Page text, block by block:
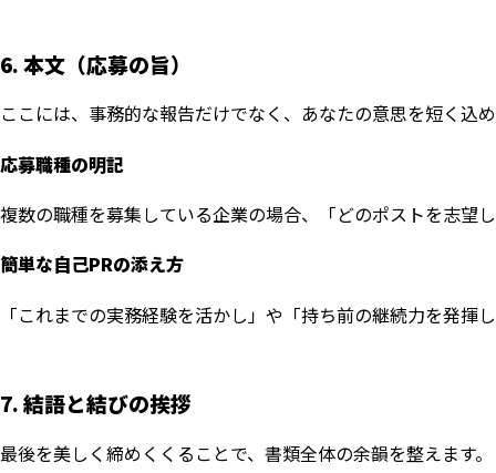
6. 本文（応募の旨）
ここには、事務的な報告だけでなく、あなたの意思を短く込
応募職種の明記
複数の職種を募集している企業の場合、「どのポストを志望
簡単な自己PRの添え方
「これまでの実務経験を活かし」や「持ち前の継続力を発
7. 結語と結びの挨拶
最後を美しく締めくくることで、書類全体の余韻を整えます。